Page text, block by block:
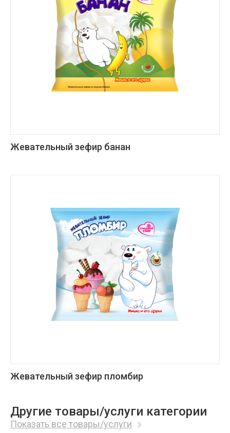
Жевательный зефир банан
Жевательный зефир пломбир
Другие товары/услуги категории
Показать все товары/услуги